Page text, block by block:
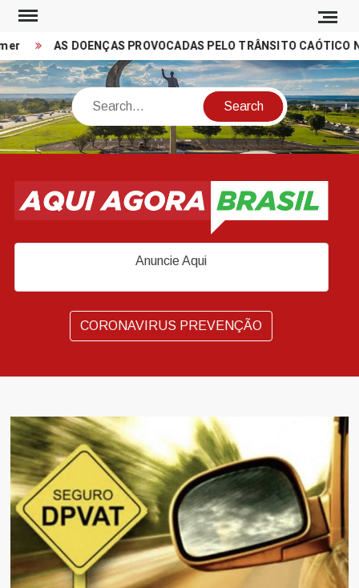
Skip
content
AS DOENÇAS PROVOCADAS PELO TRÂNSITO CAÓTICO
Search
Anuncie Aqui
CORONAVIRUS PREVENÇÃO